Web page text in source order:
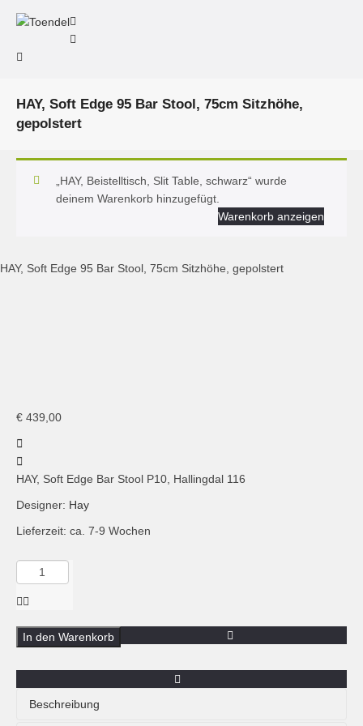
HAY, Soft Edge 95 Bar Stool, 75cm Sitzhöhe,
gepolstert
„HAY, Beistelltisch, Slit Table, schwarz“ wurde
deinem Warenkorb hinzugefügt.
Warenkorb anzeigen
HAY, Soft Edge 95 Bar Stool, 75cm Sitzhöhe, gepolstert
€ 439,00
HAY, Soft Edge Bar Stool P10, Hallingdal 116
Designer: Hay
Lieferzeit: ca. 7-9 Wochen
Menge
HAY,
Soft
95
Bar
In den Warenkorb
Beschreibung